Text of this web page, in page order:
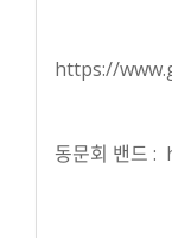
https://
동문회 밴드 :